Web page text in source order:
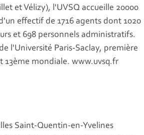
et Vélizy), l'UVSQ accueille 20000
effectif de 1716 agents dont 1020
et 698 personnels administratifs.
l'Université Paris-Saclay, première
13ème mondiale. www.uvsq.fr
Saint-Quentin-en-Yvelines